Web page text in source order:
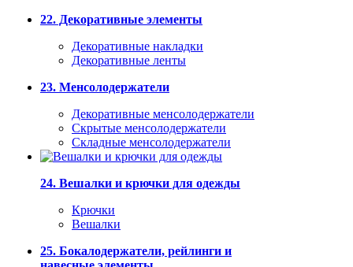
22. Декоративные элементы
Декоративные накладки
Декоративные ленты
23. Менсолодержатели
Декоративные менсолодержатели
Скрытые менсолодержатели
Складные менсолодержатели
24. Вешалки и крючки для одежды
Крючки
Вешалки
25. Бокалодержатели, рейлинги и